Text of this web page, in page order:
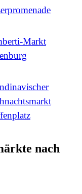
Markt
nach